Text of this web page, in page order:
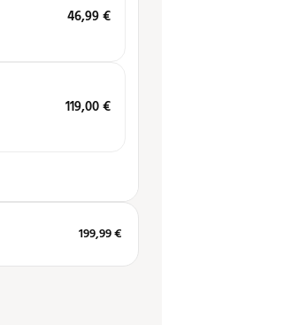
46,99€
119,00€
199,99 €